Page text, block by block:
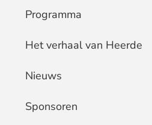
Programma
Het verhaal van Heerde
Nieuws
Sponsoren